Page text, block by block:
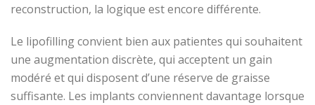
reconstruction, la logique est encore différente.
Le lipofilling convient bien aux patientes qui souhaitent
une augmentation discrète, qui acceptent un gain
modéré et qui disposent d’une réserve de graisse
suffisante. Les implants conviennent davantage lorsque